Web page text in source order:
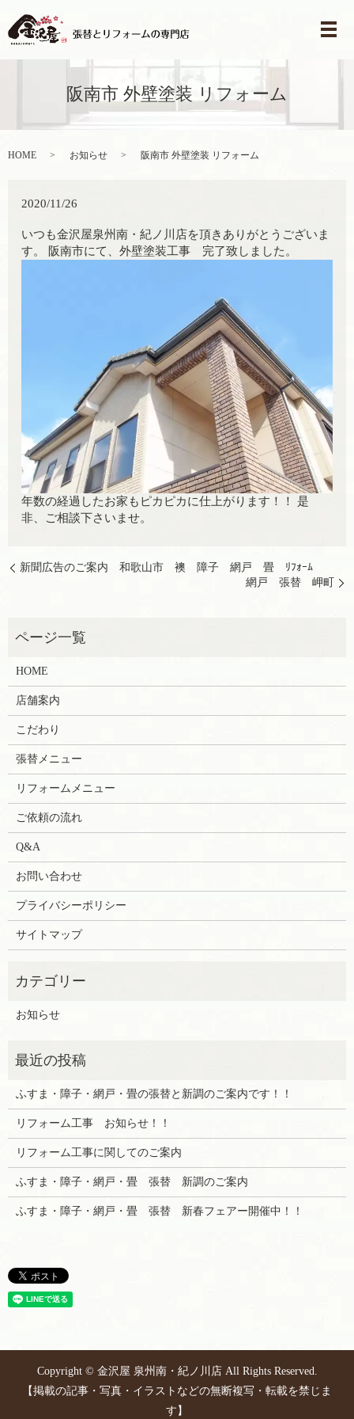
メ
阪南市 外壁塗装 リフォーム
HOME お知らせ 阪南市 外壁塗装 リフォーム
2020/11/26
いつも金沢屋泉州南・紀ノ川店を頂きありがとうございま
す。 阪南市にて、外壁塗装工事 完了致しました。
年数の経過したお家もピカピカに仕上がります！！ 是
非、ご相談下さいませ。
新聞広告のご案内 和歌山市 襖 障子 網戸 畳 ﾘﾌｫｰﾑ
網戸 張替 岬町
HOME
店舗案内
こだわり
張替メニュー
リフォームメニュー
ご依頼の流れ
Q&A
お問い合わせ
プライバシーポリシー
サイトマップ
お知らせ
ふすま・障子・網戸・畳の張替と新調のご案内です！！
リフォーム工事 お知らせ！！
リフォーム工事に関してのご案内
ふすま・障子・網戸・畳 張替 新調のご案内
ふすま・障子・網戸・畳 張替 新春フェアー開催中！！
Copyright © 金沢屋 泉州南・紀ノ川店 All Rights Reserved.
【掲載の記事・写真・イラストなどの無断複写・転載を禁じま
す】